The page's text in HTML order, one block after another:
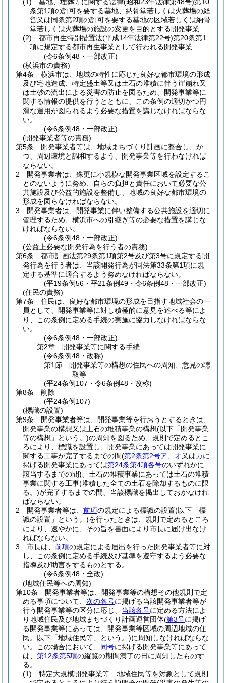
条第1項の許可を要する墓地、納骨堂若しくは火葬場の経
営又は同条第2項の許可を要する墓地の区域若しくは納骨
堂若しくは火葬場の施設の変更を目的とする開発事業
(2)
都市再生特別措置法(平成14年法律第22号)第20条第1
項に規定する都市再生事業として行われる開発事業
(令6条例48・一部改正)
(横浜市の責務)
第4条
横浜市は、地域の特性に応じた良好な都市環境の形成
及び宅地造成、特定盛土等又は土石の堆積に伴う崖崩れ又
は土砂の流出による災害の防止を図るため、開発事業等に
関する情報の提供を行うとともに、この条例の適切かつ円
滑な運用が図られるよう必要な措置を講じなければならな
い。
(令6条例48・一部改正)
(開発事業者等の責務)
第5条
開発事業者等は、地域まちづくり計画に整合し、か
つ、周辺環境と調和するよう、開発事業等を行わなければ
ならない。
2
開発事業者は、殊更に小規模な開発事業区域を設定するこ
とのないように努め、自らの負担と責任において必要な公
共施設及び公益的施設を整備し、地域の良好な都市環境の
形成を図らなければならない。
3
開発事業者は、開発事業に伴い整備する公共施設を適切に
管理するため、横浜市への引継ぎ等の必要な措置を講じな
ければならない。
(令6条例48・一部改正)
(公益上必要な開発行為を行う者の責務)
第6条
都市計画法第29条第1項第2号及び第3号に規定する開
発行為を行う者は、当該開発行為が同法第33条第1項に規
定する基準に適合するよう努めなければならない。
(平19条例56・平21条例49・令6条例48・一部改正)
(住民の責務)
第7条
住民は、良好な都市環境の形成を目指す地域社会の一
員として、開発事業等に対し積極的に意見を述べる等によ
り、この条例に定める手続の実施に協力しなければならな
い。
(令6条例48・一部改正)
第2章
開発事業等に関する手続
(令6条例48・改称)
第1節
開発事業等の構想の住民への周知、意見の聴
取等
(平24条例107・令6条例48・改称)
第8条
削除
(平24条例107)
(標識の設置)
第9条
開発事業者等は、開発事業等を行おうとするときは、
開発事業の構想又は土石の堆積事業の構想(以下「開発事業
等の構想」という。)の周知を図るため、規則で定めるとこ
ろにより、標識を設置し、開発事業にあっては開発事業に
関する工事が完了するまでの間(第2条第2号ア オ又はカに
掲げる開発事業にあっては第24条第4項各号のいずれかに
該当するまでの間) 、土石の堆積事業にあっては土石の堆積
事業に関する工事(堆積した全ての土石を除却するものに限
る。)が完了するまでの間、当該標識を掲出しておかなけれ
ばならない。
2
開発事業者等は、 前項の規定による標識の設置(以下「標
識の設置」という。)を行ったときは、規則で定めるところ
により、速やかに、その旨を書面により市長に届け出なけ
ればならない。
3
市長は、 前項の規定による届出を行った開発事業者等に対
し、この条例に定める手続及び基準を遵守するよう必要な
指導及び助言をするものとする。
(令6条例48・全改)
(地域住民等への周知)
第10条
開発事業者等は、開発事業等の構想その他規則で定
める事項について、 次の各号に掲げる当該開発事業者等が
行う開発事業等の区分に応じ、 当該各号に定める方法によ
り地域住民及び地域まちづくり計画運営団体(第3号に掲げ
る開発事業等にあっては、開発事業等区域の周辺地域の住
民。以下「地域住民等」という。)に周知しなければならな
い。
この場合において、 同号に掲げる開発事業等にあって
は、 第12条第5項の縦覧の期間満了の日に周知したものす
る。
(1)
特定大規模開発事業等 地域住民等を対象として規則